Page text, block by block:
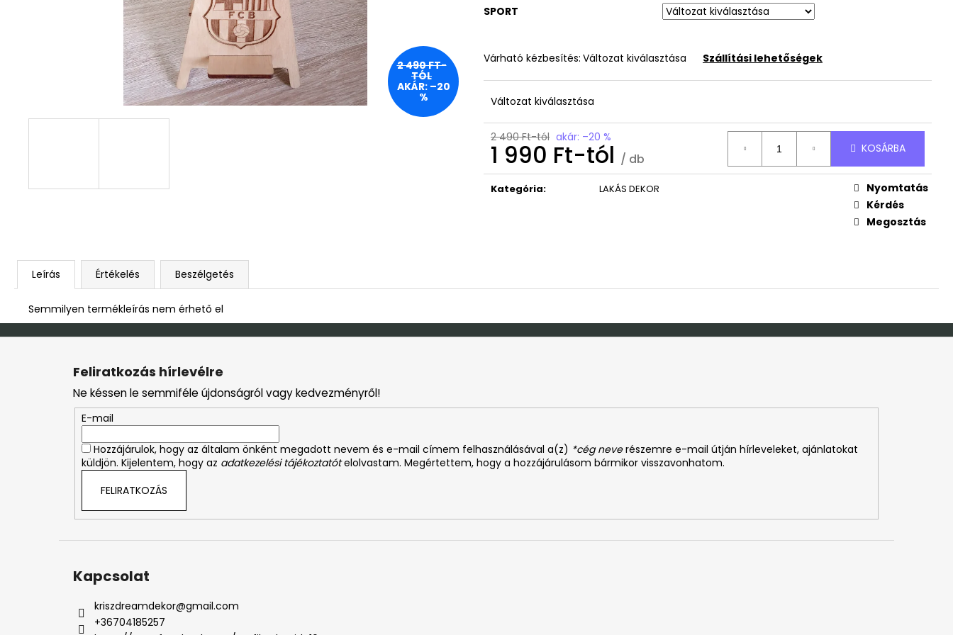
SPORT
Várható kézbesítés: Változat kiválasztása Szállítási lehetőségek
Változat kiválasztása
2 490 Ft-tól akár: –20 %
1 990 Ft-tól / db
Egységár:
KOSÁRBA
Kategória: LAKÁS DEKOR
Nyomtatás
Kérdés
Megosztás
2 490 FT-
TÓL
AKÁR: –20
%
Leírás Értékelés Beszélgetés
Semmilyen termékleírás nem érhető el
DEKOR ORCHIDEA KASPÓBAN KICSI
HALVÁNY ZÖLD
4 790 Ft
ISTEN HOZOTT ÜDVÖZLŐ TÁBLA
3 790 Ft
KONTROLLER TARTÓ ÁLLVÁNY
GRAVÍROZOTT AJÁNDÉK NÉVVEL
Feliratkozás hírlevélre
Ne késsen le semmiféle újdonságról vagy kedvezményről!
E-mail
Hozzájárulok, hogy az általam önként megadott nevem és e-mail címem felhasználásával a(z) *cég neverészemre e-mail útján hírleveleket, ajánlatokat
küldjön. Kijelentem, hogy az adatkezelési tájékoztatót elolvastam. Megértettem, hogy a hozzájárulásom bármikor visszavonhatom.
FELIRATKOZÁS
Kapcsolat
kriszdreamdekor@gmail.com
+36704185257